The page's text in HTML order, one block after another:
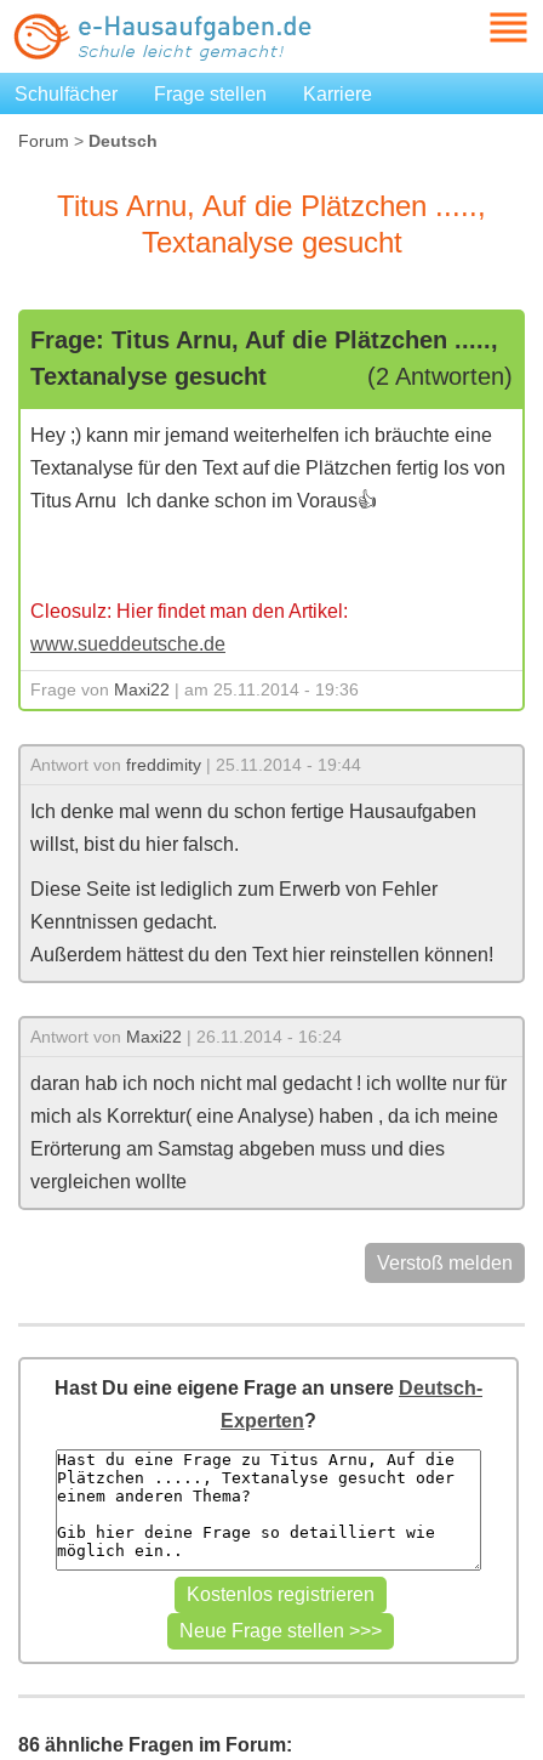
Schulfächer Frage stellen Karriere
Forum > Deutsch
Titus Arnu, Auf die Plätzchen .....,
Textanalyse gesucht
Frage: Titus Arnu, Auf die Plätzchen .....,
Textanalyse gesucht
(2 Antworten)
Hey ;) kann mir jemand weiterhelfen ich bräuchte eine
Textanalyse für den Text auf die Plätzchen fertig los von
Titus Arnu Ich danke schon im Voraus👍
Cleosulz: Hier findet man den Artikel:
www.sueddeutsche.de
Frage von Maxi22 | am 25.11.2014 - 19:36
Antwort von freddimity | 25.11.2014 - 19:44
Ich denke mal wenn du schon fertige Hausaufgaben
willst, bist du hier falsch.
Diese Seite ist lediglich zum Erwerb von Fehler
Kenntnissen gedacht.
Außerdem hättest du den Text hier reinstellen können!
Antwort von Maxi22 | 26.11.2014 - 16:24
daran hab ich noch nicht mal gedacht ! ich wollte nur für
mich als Korrektur( eine Analyse) haben , da ich meine
Erörterung am Samstag abgeben muss und dies
vergleichen wollte
Verstoß melden
Hast Du eine eigene Frage an unsere Deutsch-
Experten?
86 ähnliche Fragen im Forum: